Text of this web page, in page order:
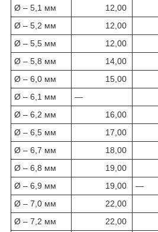
Ø – 5,1 мм 12,00
Ø – 5,2 мм
12,00
Ø – 5,5 мм
12,00
Ø – 5,8 мм
14,00
Ø – 6,0 мм
15,00
Ø – 6,1 мм
—
Ø – 6,2 мм
16,00
Ø – 6,5 мм
17,00
Ø – 6,7 мм
18,00
Ø – 6,8 мм
19,00
Ø – 6,9 мм
19,00 —
Ø – 7,0 мм
22,00
Ø – 7,2 мм
22,00